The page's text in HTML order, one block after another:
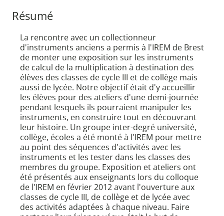
Résumé
La rencontre avec un collectionneur
d'instruments anciens a permis à l'IREM de Brest
de monter une exposition sur les instruments
de calcul de la multiplication à destination des
élèves des classes de cycle III et de collège mais
aussi de lycée. Notre objectif était d'y accueillir
les élèves pour des ateliers d'une demi-journée
pendant lesquels ils pourraient manipuler les
instruments, en construire tout en découvrant
leur histoire. Un groupe inter-degré université,
collège, écoles a été monté à l'IREM pour mettre
au point des séquences d'activités avec les
instruments et les tester dans les classes des
membres du groupe. Exposition et ateliers ont
été présentés aux enseignants lors du colloque
de l'IREM en février 2012 avant l'ouverture aux
classes de cycle III, de collège et de lycée avec
des activités adaptées à chaque niveau. Faire